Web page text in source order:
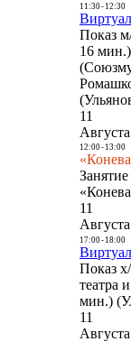
11:30- 12:30
Показ
16
11
Августа
12:00- 13:00
11
Августа
17:00- 18:00
Показ
театра
мин.)
11
Августа